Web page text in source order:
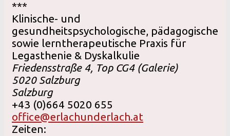
***
Klinische- und
gesundheitspsychologische, pädagogische
sowie lerntherapeutische Praxis für
Legasthenie & Dyskalkulie
Friedensstraße 4, Top CG4 (Galerie)
5020Salzburg
Salzburg
+43 (0)664 5020 655
office@erlachunderlach.at
Zeiten: